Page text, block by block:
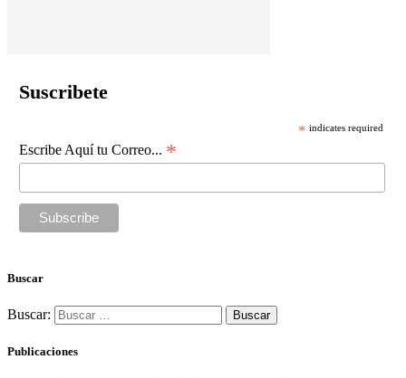
Suscribete
* indicates required
Escribe Aquí tu Correo... *
Buscar
Buscar:
Publicaciones